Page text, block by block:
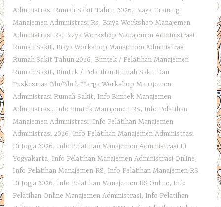
Administrasi Rumah Sakit Tahun 2026, Biaya Training
Manajemen Administrasi Rs, Biaya Workshop Manajemen
Administrasi Rs, Biaya Workshop Manajemen Administrasi
Rumah Sakit, Biaya Workshop Manajemen Administrasi
Rumah Sakit Tahun 2026, Bimtek / Pelatihan Manajemen
Rumah Sakit, Bimtek / Pelatihan Rumah Sakit Dan
Puskesmas Blu/Blud, Harga Workshop Manajemen
Administrasi Rumah Sakit, Info Bimtek Manajemen
Administrasi, Info Bimtek Manajemen RS, Info Pelatihan
Manajemen Administrasi, Info Pelatihan Manajemen
Administrasi 2026, Info Pelatihan Manajemen Administrasi
Di Jogja 2026, Info Pelatihan Manajemen Administrasi Di
Yogyakarta, Info Pelatihan Manajemen Administrasi Online,
Info Pelatihan Manajemen RS, Info Pelatihan Manajemen RS
Di Jogja 2026, Info Pelatihan Manajemen RS Online, Info
Pelatihan Online Manajemen Administrasi, Info Pelatihan